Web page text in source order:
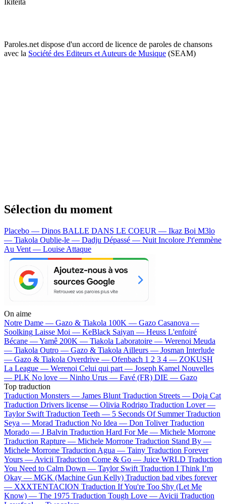
Paroles.net dispose d'un accord de licence de paroles de chansons
avec la Société des Editeurs et Auteurs de Musique (SEAM)
Sélection du moment
Placebo — Dinos BALLE DANS LE COEUR — Ikaz Boi M3lo
— Tiakola Oublie-le — Dadju Dépassé — Nuit Incolore J't'emmène
Au Vent — Louise Attaque
On aime
Notre Dame — Gazo & Tiakola 100K — Gazo Casanova —
Soolking Laisse Moi — KeBlack Saiyan — Heuss L'enfoiré
Bécane —Yamê 200K — Tiakola Laboratoire — Werenoi Meuda
— Tiakola Outro — Gazo & Tiakola Ailleurs — Josman Interlude
— Gazo & Tiakola Overdrive — Ofenbach 1 2 3 4 — ZOKUSH
La League — Werenoi Celui qui part — Joseph Kamel Nouvelles
— PLK No love — Ninho Urus — Favé (FR) DIE — Gazo
Top traduction
Traduction Monsters — James Blunt Traduction Streets — Doja Cat
Traduction Drivers license — Olivia Rodrigo Traduction Lover —
Taylor Swift Traduction Teeth — 5 Seconds Of Summer Traduction
Seya — Morad Traduction No Idea — Don Toliver Traduction
Morado — J Balvin Traduction Hard For Me — Michele Morrone
Traduction Rapture — Michele Morrone Traduction Stand By —
Michele Morrone Traduction Agua — Tainy Traduction Forever
Yours — Avicii Traduction Come & Go — Juice WRLD Traduction
You Need to Calm Down — Taylor Swift Traduction I Think I’m
Okay — MGK (Machine Gun Kelly) Traduction bad vibes forever
— XXXTENTACION Traduction If You're Too Shy (Let Me
Know) — The 1975 Traduction Tough Love — Avicii Traduction